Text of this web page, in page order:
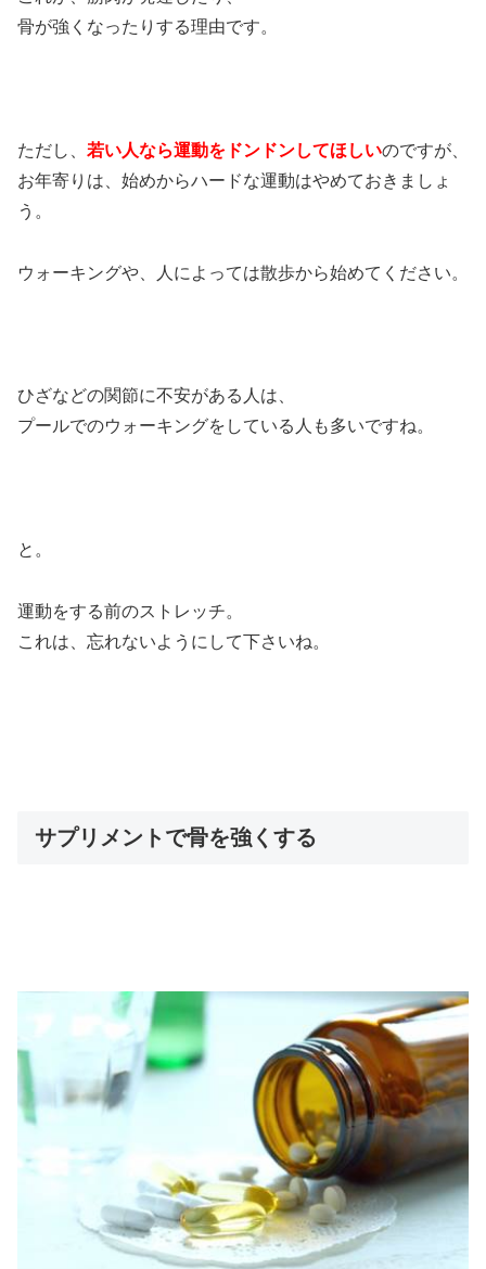
骨が強くなったりする理由です。
ただし、 若い人なら運動をドンドンしてほしいのですが、
お年寄りは、始めからハードな運動はやめておきましょ
う。
ウォーキングや、人によっては散歩から始めてください。
ひざなどの関節に不安がある人は、
プールでのウォーキングをしている人も多いですね。
と。
運動をする前のストレッチ。
これは、忘れないようにして下さいね。
サプリメントで骨を強くする